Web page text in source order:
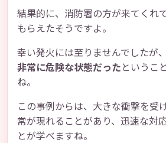
結果的に、消防署の方が来てくれ
もらえたそうですよ。
幸い発火には至りませんでしたが、
非常に危険な状態だったというこ
ね。
この事例からは、大きな衝撃を受
常が現れることがあり、迅速な対
とが学べますね。